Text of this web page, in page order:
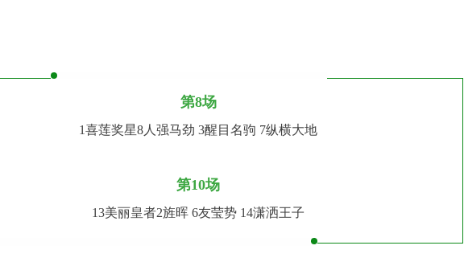
第8场
1喜莲奖星8人强马劲 3醒目名驹 7纵横大地
第10场
13美丽皇者2旌晖 6友莹势 14潇洒王子